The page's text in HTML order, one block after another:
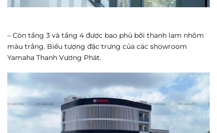
– Còn tầng 3 và tầng 4 được bao phủ bởi thanh lam nhôm
màu trắng. Biểu tượng đặc trưng của các showroom
Yamaha Thanh Vương Phát.